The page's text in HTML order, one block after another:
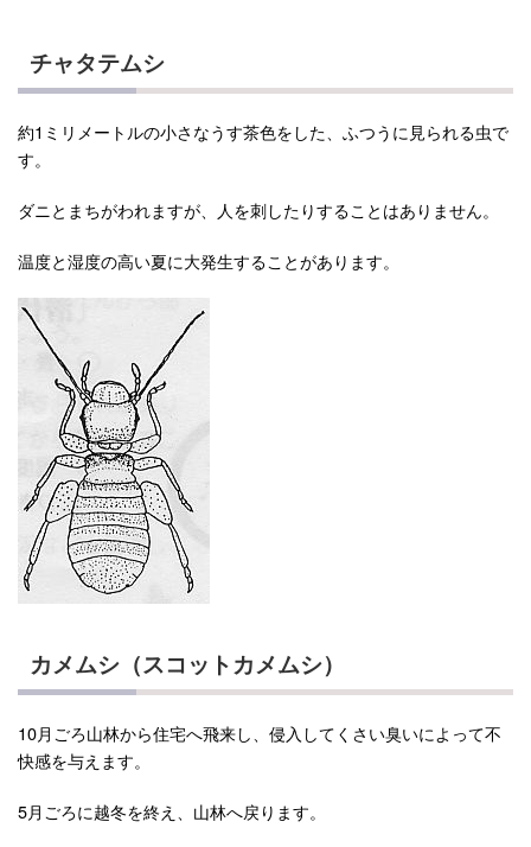
チャタテムシ
約1ミリメートルの小さなうす茶色をした、ふつうに見られる虫で
す。
ダニとまちがわれますが、人を刺したりすることはありません。
温度と湿度の高い夏に大発生することがあります。
カメムシ（スコットカメムシ）
10月ごろ山林から住宅へ飛来し、侵入してくさい臭いによって不
快感を与えます。
5月ごろに越冬を終え、山林へ戻ります。